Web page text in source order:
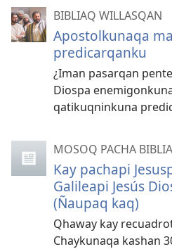
BIBLIAQ WILLASQAN
Apostolkunaqa
predicarqanku
¿Iman pasarqan
Diospa
qatikuqninkuna
MOSOQ PACHA BIBLIA
Kay pachapi
Galileapi Jesús
(Ñaupaq kaq)
Qhaway kay
Chaykunaqa kashan